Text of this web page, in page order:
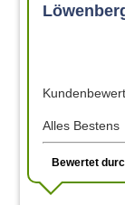
Alles Bestens
Bewertet